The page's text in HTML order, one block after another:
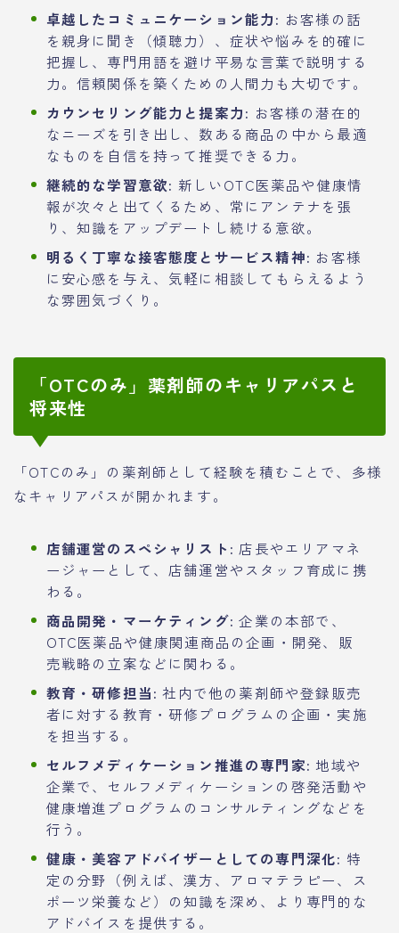
卓越したコミュニケーション能力: お客様の話
を親身に聞き（傾聴力）、症状や悩みを的確に
把握し、専門用語を避け平易な言葉で説明する
力。信頼関係を築くための人間力も大切です。
カウンセリング能力と提案力: お客様の潜在的
なニーズを引き出し、数ある商品の中から最適
なものを自信を持って推奨できる力。
継続的な学習意欲: 新しいOTC医薬品や健康情
報が次々と出てくるため、常にアンテナを張
り、知識をアップデートし続ける意欲。
明るく丁寧な接客態度とサービス精神: お客様
に安心感を与え、気軽に相談してもらえるよう
な雰囲気づくり。
「OTCのみ」薬剤師のキャリアパスと
将来性
「OTCのみ」の薬剤師として経験を積むことで、多様
なキャリアパスが開かれます。
店舗運営のスペシャリスト: 店長やエリアマネ
ージャーとして、店舗運営やスタッフ育成に携
わる。
商品開発・マーケティング: 企業の本部で、
OTC医薬品や健康関連商品の企画・開発、販
売戦略の立案などに関わる。
教育・研修担当: 社内で他の薬剤師や登録販売
者に対する教育・研修プログラムの企画・実施
を担当する。
セルフメディケーション推進の専門家: 地域や
企業で、セルフメディケーションの啓発活動や
健康増進プログラムのコンサルティングなどを
行う。
健康・美容アドバイザーとしての専門深化: 特
定の分野（例えば、漢方、アロマテラピー、ス
ポーツ栄養など）の知識を深め、より専門的な
アドバイスを提供する。